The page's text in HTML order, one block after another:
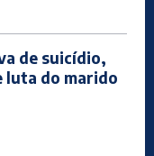
de suicídio,
luta do marido